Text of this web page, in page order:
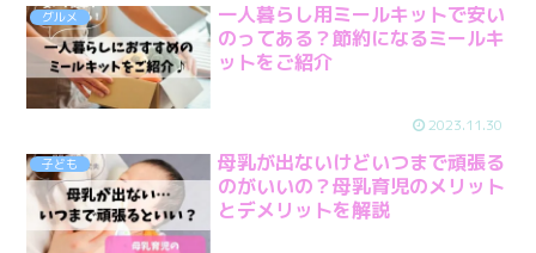
グルメ
一人暮らし用ミールキットで安い
のってある？節約になるミールキ
ットをご紹介
2023.11.30
子ども
母乳が出ないけどいつまで頑張る
のがいいの？母乳育児のメリット
とデメリットを解説